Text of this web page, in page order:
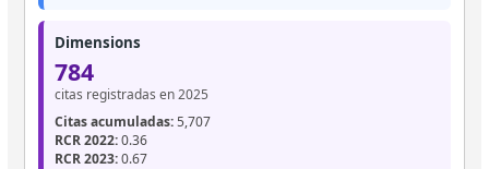
Dimensions
784
citas registradas en 2025
Citas acumuladas:5,707
RCR 2022:0.36
RCR 2023:0.67